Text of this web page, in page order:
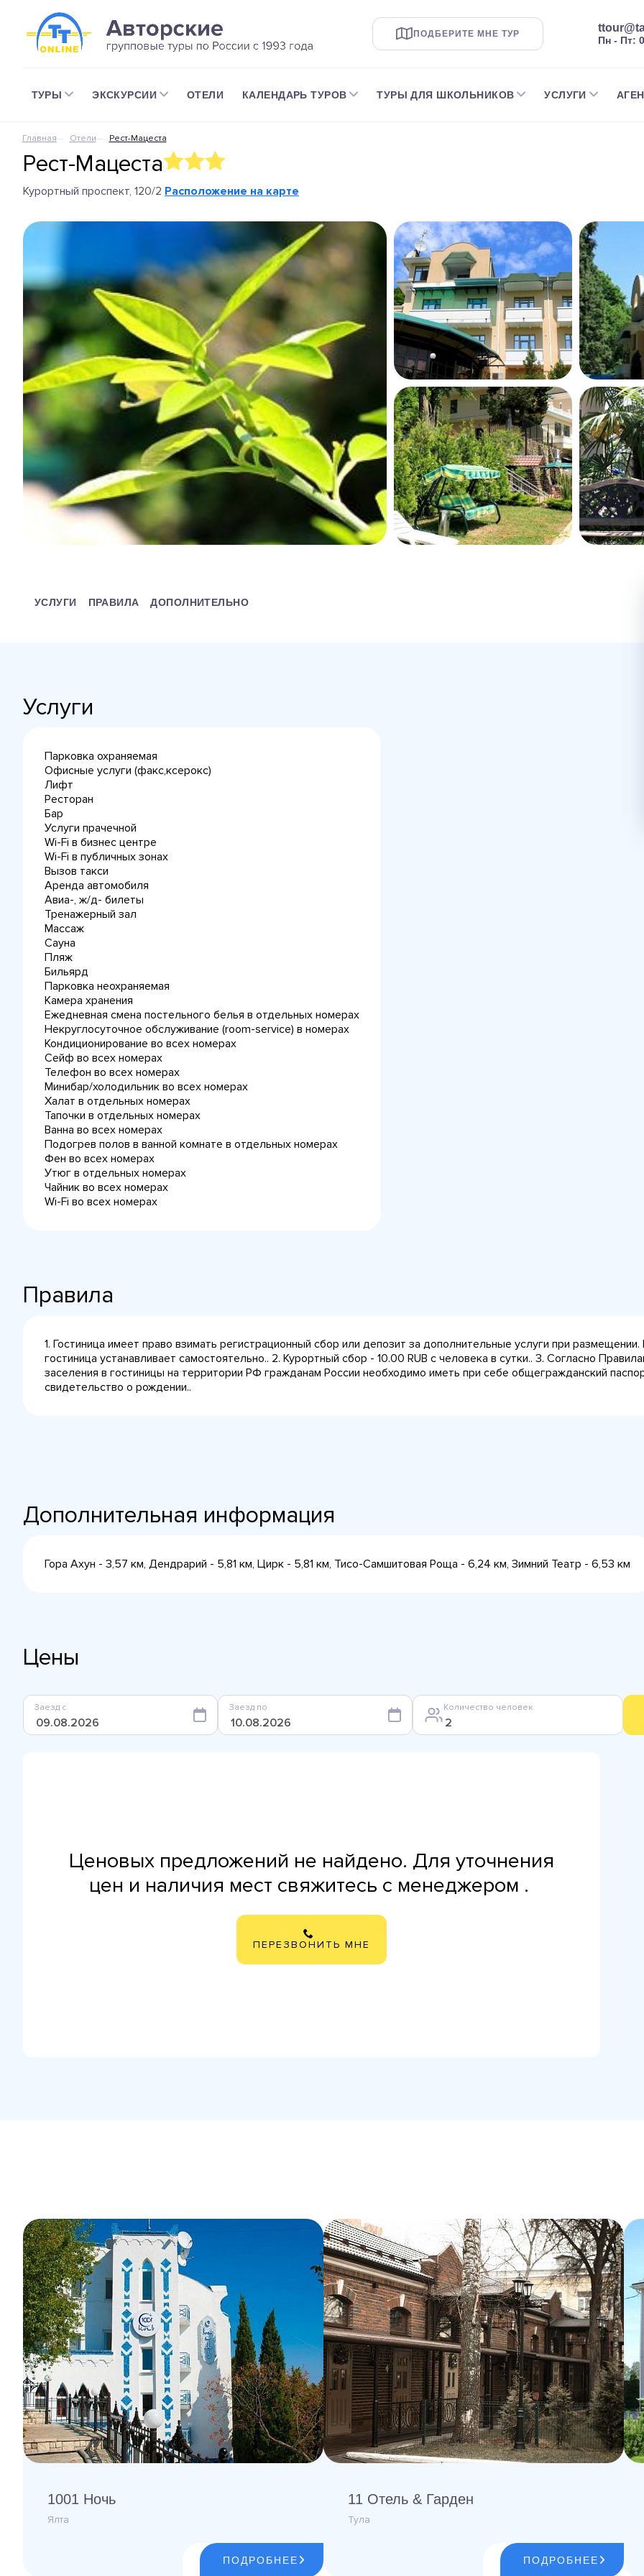
ПОДБЕРИТЕ МНЕ ТУР
Пн - Пт:
ТУРЫ ЭКСКУРСИИ ОТЕЛИ КАЛЕНДАРЬ ТУРОВ ТУРЫ ДЛЯ ШКОЛЬНИКОВ УСЛУГИ
Главная Отели Рест-Мацеста
Рест-Мацеста
Курортный проспект, 120/2 Расположение на карте
УСЛУГИ ПРАВИЛА ДОПОЛНИТЕЛЬНО
Услуги
Парковка охраняемая
Офисные услуги (факс,ксерокс)
Лифт
Ресторан
Бар
Услуги прачечной
Wi-Fi в бизнес центре
Wi-Fi в публичных зонах
Вызов такси
Аренда автомобиля
Авиа-, ж/д- билеты
Тренажерный зал
Массаж
Сауна
Пляж
Бильярд
Парковка неохраняемая
Камера хранения
Ежедневная cмена постельного белья в отдельных номерах
Некруглосуточное обслуживание (room-service) в номерах
Кондиционирование во всех номерах
Сейф во всех номерах
Телефон во всех номерах
Минибар/холодильник во всех номерах
Халат в отдельных номерах
Тапочки в отдельных номерах
Ванна во всех номерах
Подогрев полов в ванной комнате в отдельных номерах
Фен во всех номерах
Утюг в отдельных номерах
Чайник во всех номерах
Wi-Fi во всех номерах
Правила
1. Гостиница имеет право взимать регистрационный сбор или депозит за дополнительные услуги при
гостиница устанавливает самостоятельно.. 2. Курортный сбор - 10.00 RUB с человека в сутки.. 3. Согласно
заселения в гостиницы на территории РФ гражданам России необходимо иметь при себе общегражданский
свидетельство о рождении..
Дополнительная информация
Гора Ахун - 3,57 км, Дендрарий - 5,81 км, Цирк - 5,81 км, Тисо-Самшитовая Роща - 6,24 км, Зимний Театр - 6,53 км
Цены
Заезд с Заезд по Количество человек
Ценовых предложений не найдено. Для уточнения
цен и наличия мест свяжитесь с менеджером .
ПЕРЕЗВОНИТЬ МНЕ
1001 Ночь
Ялта
ПОДРОБНЕЕ
11 Отель & Гарден
Тула
ПОДРОБНЕЕ